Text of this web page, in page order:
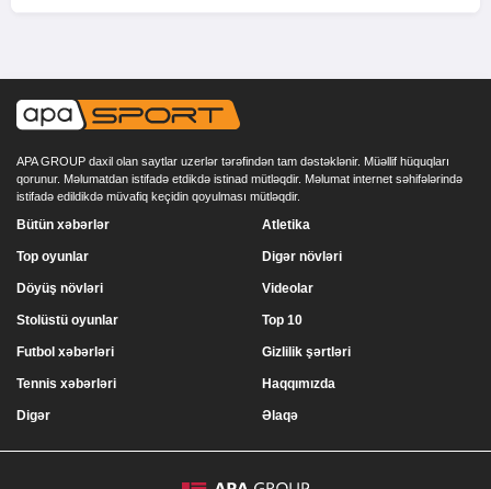
APA GROUP daxil olan saytlar uzerlər tərəfindən tam dəstəklənir. Müəllif hüquqları
qorunur. Məlumatdan istifadə etdikdə istinad mütləqdir. Məlumat internet səhifələrində
istifadə edildikdə müvafiq keçidin qoyulması mütləqdir.
Bütün xəbərlər
Top oyunlar
Döyüş növləri
Stolüstü oyunlar
Atletika
Digər növləri
Videolar
Top 10
Futbol xəbərləri
Tennis xəbərləri
Digər
Gizlilik şərtləri
Haqqımızda
Əlaqə